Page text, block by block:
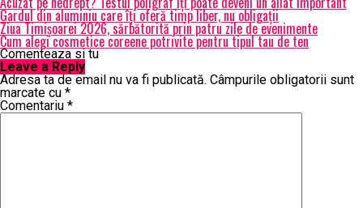
Gardul din aluminiu care îți oferă timp liber, nu obligații
Ziua Timișoarei 2026, sărbătorită prin patru zile de evenimente
Cum alegi cosmetice coreene potrivite pentru tipul tau de ten
Comenteaza si tu
Leave a Reply
Adresa ta de email nu va fi publicată. Câmpurile obligatorii sunt
marcate cu *
Comentariu *